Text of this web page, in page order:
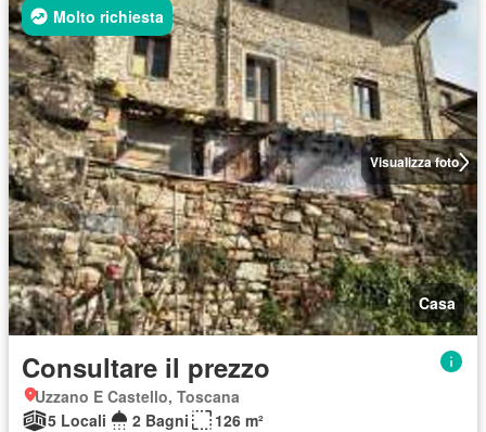
Visualizza foto
Molto richiesta
Casa
Consultare il prezzo
Uzzano E Castello, Toscana
5 Locali
2 Bagni 126 m²